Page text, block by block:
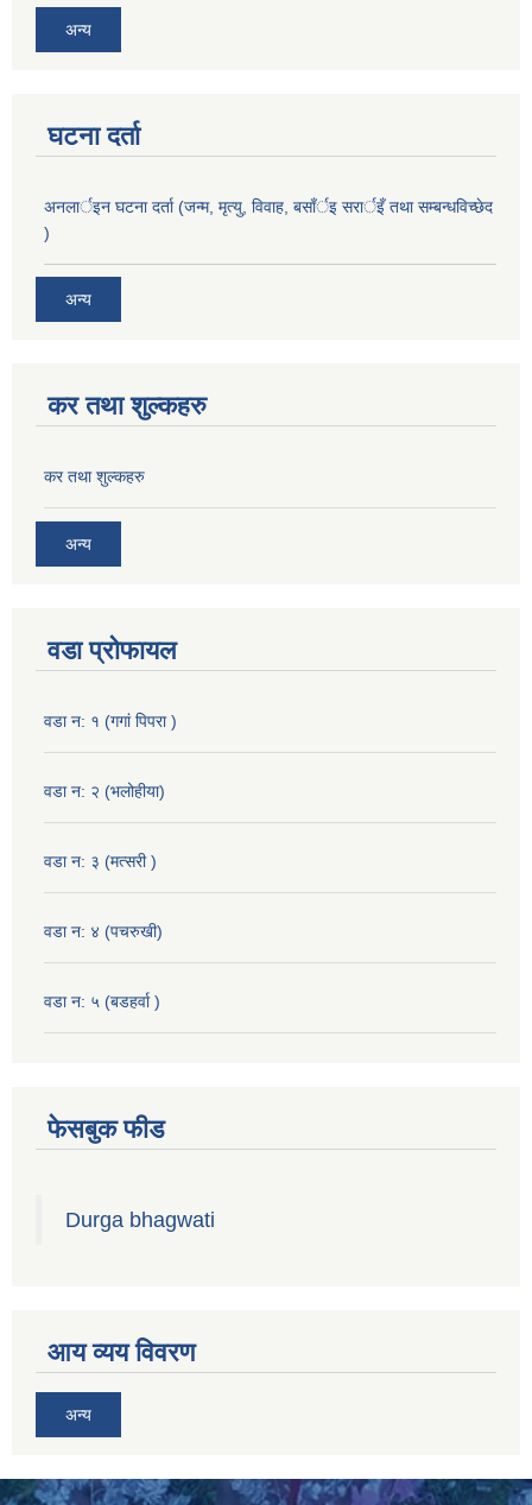
अन्य
घटना दर्ता
अनलार्इन घटना दर्ता (जन्म, मृत्यु, विवाह, बसाँर्इ सरार्इँ तथा सम्बन्धविच्छेद
)
अन्य
कर तथा शुल्कहरु
कर तथा शुल्कहरु
अन्य
वडा प्रोफायल
वडा न: १ (गगां पिपरा )
वडा न: २ (भलोहीया)
वडा न: ३ (मत्सरी )
वडा न: ४ (पचरुखी)
वडा न: ५ (बडहर्वा )
फेसबुक फीड
Durga bhagwati
आय व्यय विवरण
अन्य